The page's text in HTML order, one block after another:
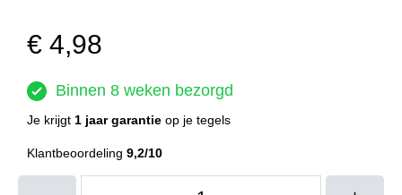
€ 4,98
Binnen 8 weken bezorgd
Je krijgt 1 jaar garantie op je tegels
Klantbeoordeling 9,2/10